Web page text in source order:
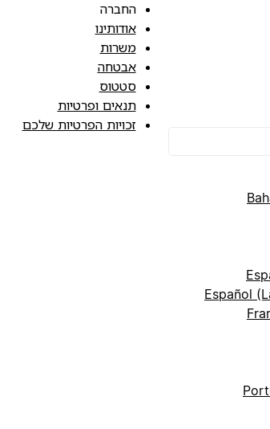
Español
החברה
אודותינו
משרות
אבטחה
סטטוס
תנאים ופרטיות
זכויות הפרטיות שלכם